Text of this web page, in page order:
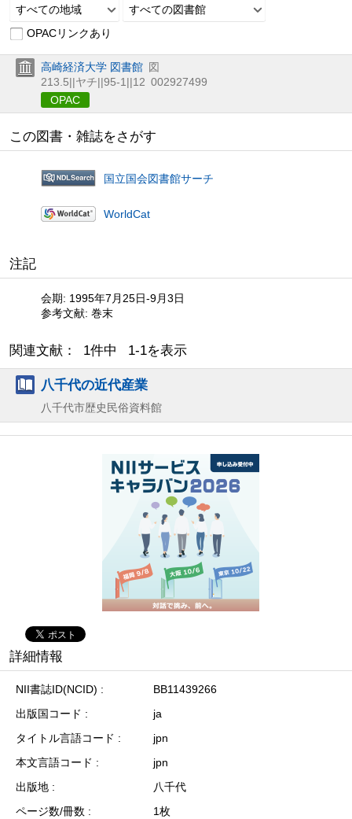
すべての地域
すべての図書館
OPACリンクあり
高崎経済大学 図書館 図
213.5||ヤチ||95-1||12 002927499
OPAC
この図書・雑誌をさがす
国立国会図書館サーチ
WorldCat
注記
会期: 1995年7月25日-9月3日
参考文献: 巻末
関連文献： 1件中 1-1を表示
八千代の近代産業
八千代市歴史民俗資料館
詳細情報
NII書誌ID(NCID)
BB11439266
出版国コード
ja
タイトル言語コード
jpn
本文言語コード
jpn
出版地
八千代
ページ数/冊数
1枚